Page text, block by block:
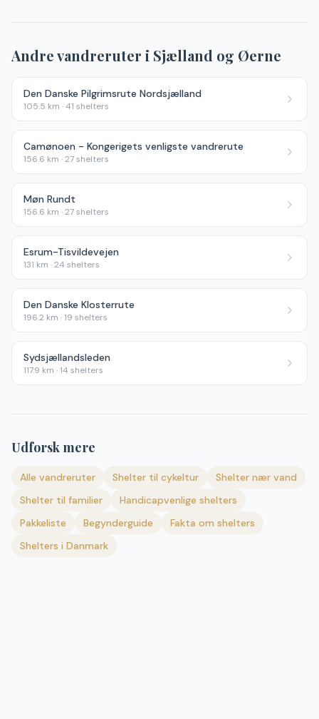
Andre vandreruter i Sjælland og Øerne
Den Danske Pilgrimsrute Nordsjælland
105.5 km ·41 shelters
Camønoen - Kongerigets venligste vandrerute
156.6 km ·27shelters
Møn Rundt
156.6 km ·27shelters
Esrum-Tisvildevejen
131 km ·24 shelters
Den Danske Klosterrute
196.2 km · 19 shelters
Sydsjællandsleden
117.9 km · 14 shelters
Udforsk mere
Alle vandreruter Shelter til cykeltur
Shelter nær vand
Shelter til familier
Handicapvenlige shelters
Pakkeliste
Begynderguide
Fakta om shelters
Shelters i Danmark